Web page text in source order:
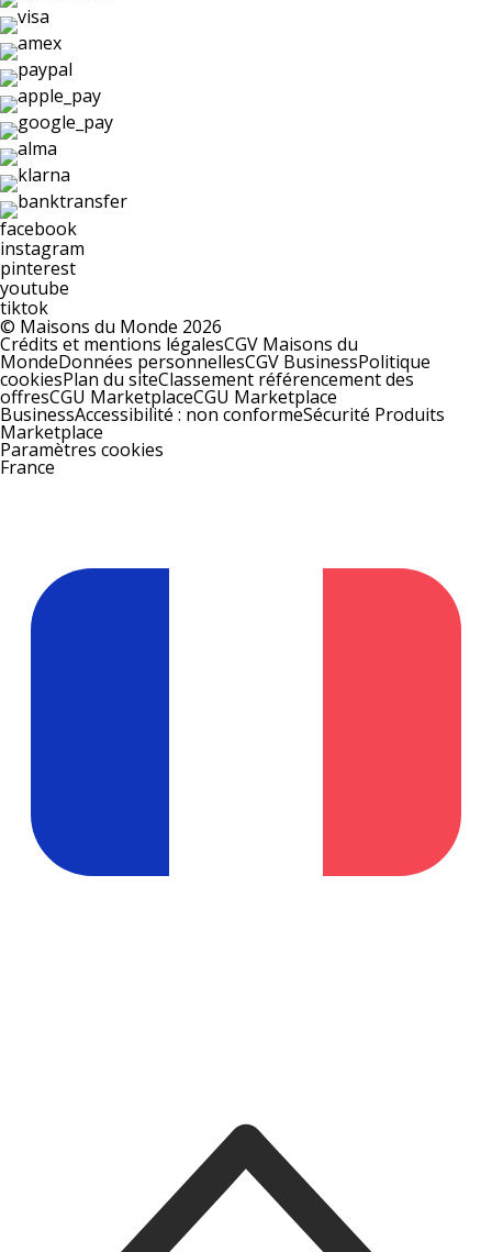
facebook
instagram
pinterest
youtube
tiktok
© Maisons du Monde 2026
Crédits et mentions légalesCGV Maisons du
MondeDonnées personnellesCGV BusinessPolitique
cookiesPlan du siteClassement référencement des
offresCGU MarketplaceCGU Marketplace
BusinessAccessibilité : non conformeSécurité Produits
Marketplace
Paramètres cookies
France